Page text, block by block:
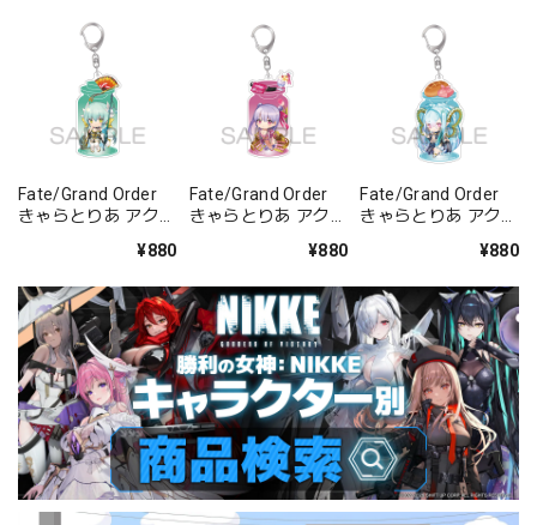
Fate/Grand Order
きゃらとりあ アクリ
¥880
Fate/Grand Order
きゃらとりあ アクリ
バー/パッションリ
¥880
Fate/Grand Order
きゃらとりあ アクリ
チャー/ラーヴァ/テ
¥880